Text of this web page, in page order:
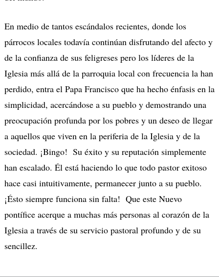
En medio de tantos escándalos recientes, donde los
párrocos locales todavía continúan disfrutando del afecto y
de la confianza de sus feligreses pero los líderes de la
Iglesia más allá de la parroquia local con frecuencia la han
perdido, entra el Papa Francisco que ha hecho énfasis en la
simplicidad, acercándose a su pueblo y demostrando una
preocupación profunda por los pobres y un deseo de llegar
a aquellos que viven en la periferia de la Iglesia y de la
sociedad. ¡Bingo! Su éxito y su reputación simplemente
han escalado. Él está haciendo lo que todo pastor exitoso
hace casi intuitivamente, permanecer junto a su pueblo.
¡Ésto siempre funciona sin falta! Que este Nuevo
pontífice acerque a muchas más personas al corazón de la
Iglesia a través de su servicio pastoral profundo y de su
sencillez.